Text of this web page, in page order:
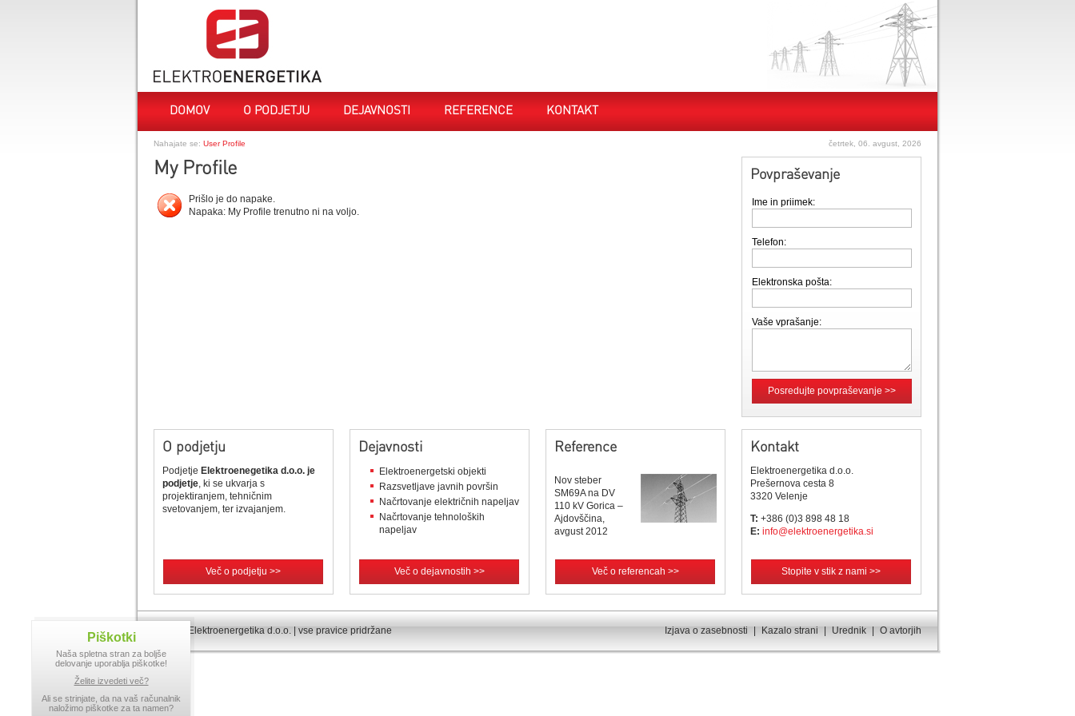
DOMOV O PODJETJU DEJAVNOSTI REFERENCE KONTAKT
Nahajate se: User Profile četrtek, 06. avgust, 2026
My Profile
Prišlo je do napake.
Napaka: My Profile trenutno ni na voljo.
Povpraševanje
Ime in priimek:
Telefon:
Elektronska pošta:
Vaše vprašanje:
Posredujte povpraševanje >>
O podjetju
Podjetje Elektroenegetika d.o.o. je
podjetje, ki se ukvarja s
projektiranjem, tehničnim
svetovanjem, ter izvajanjem.
Več o podjetju >>
Dejavnosti
Elektroenergetski objekti
Razsvetljave javnih površin
Načrtovanje električnih napeljav
Načrtovanje tehnoloških
napeljav
Več o dejavnostih >>
Reference
Nov steber
SM69A na DV
110 kV Gorica –
Ajdovščina,
avgust 2012
Več o referencah >>
Kontakt
Elektroenergetika d.o.o.
Prešernova cesta 8
3320 Velenje
T: +386 (0)3 898 48 18
E: info@elektroenergetika.si
Stopite v stik z nami >>
© 2013 Elektroenergetika d.o.o. | vse pravice pridržane Izjava o zasebnosti Kazalo strani Urednik O avtorjih
Piškotki
Naša spletna stran za boljše
delovanje uporablja piškotke!
Želite izvedeti več?
Ali se strinjate, da na vaš računalnik
naložimo piškotke za ta namen?